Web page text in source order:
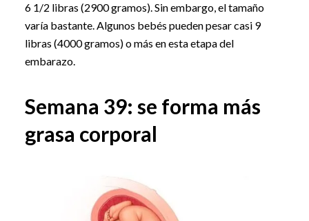
6 1/2 libras (2900 gramos). Sin embargo, el tamaño
varía bastante. Algunos bebés pueden pesar casi 9
libras (4000 gramos) o más en esta etapa del
embarazo.
Semana 39: se forma más
grasa corporal